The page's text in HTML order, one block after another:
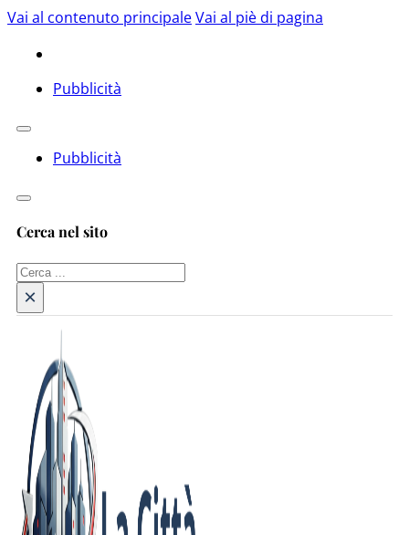
Vai al contenuto principaleVai al piè di pagina
Pubblicità
Pubblicità
Cerca nel sito
Cerca
×